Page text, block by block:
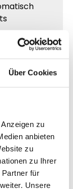
Über Cookies
zu
anbieten
zu
zu Ihrer
für
Unsere
viralen
enorme